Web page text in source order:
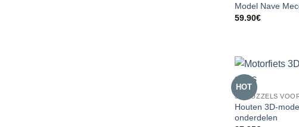
Model Nave
59.90€
HOT
3D-PUZZELS
Houten 3D-
onderdelen